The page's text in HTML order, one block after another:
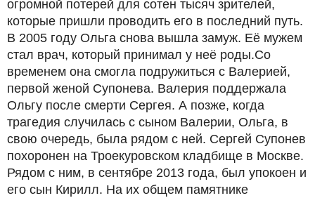
огромной потерей для сотен тысяч зрителей,
которые пришли проводить его в последний путь.
В 2005 году Ольга снова вышла замуж. Её мужем
стал врач, который принимал у неё роды.Со
временем она смогла подружиться с Валерией,
первой женой Супонева. Валерия поддержала
Ольгу после смерти Сергея. А позже, когда
трагедия случилась с сыном Валерии, Ольга, в
свою очередь, была рядом с ней. Сергей Супонев
похоронен на Троекуровском кладбище в Москве.
Рядом с ним, в сентябре 2013 года, был упокоен и
его сын Кирилл. На их общем памятнике